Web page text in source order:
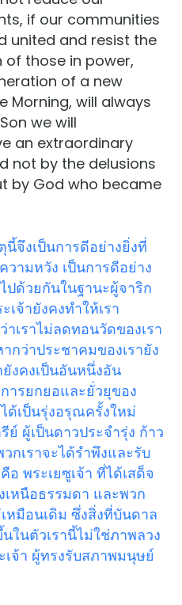
if our communities
united and resist the
those in power,
of a new
Morning, will always
we will
an extraordinary
not by the delusions
by God who became
เป็นการดีอย่างยิ่งที่
วามหวัง เป็นการดีอย่าง
ปด้วยกันในฐานะผู้จาริก
จ้ายังคงทำให้เรา
เราไม่ลดทอนวัดของเรา
กว่าประชาคมของเรายัง
งคงเป็นอันหนึ่งอัน
ารยกยอและยั่วยุของ
ด้เป็นรุ่งอรุณครั้งใหม่
ย์ ผู้เป็นดาวประจำรุ่ง ก้าว
กเราจะได้รำพึงและรับ
พระเยซูเจ้า ที่ได้เสด็จ
หนือธรรมดา และพวก
หมือนเดิม ซึ่งสิ่งที่บันดาล
ในตัวเรานี้ไม่ใช่ภาพลวง
จ้า ผู้ทรงรับสภาพมนุษย์